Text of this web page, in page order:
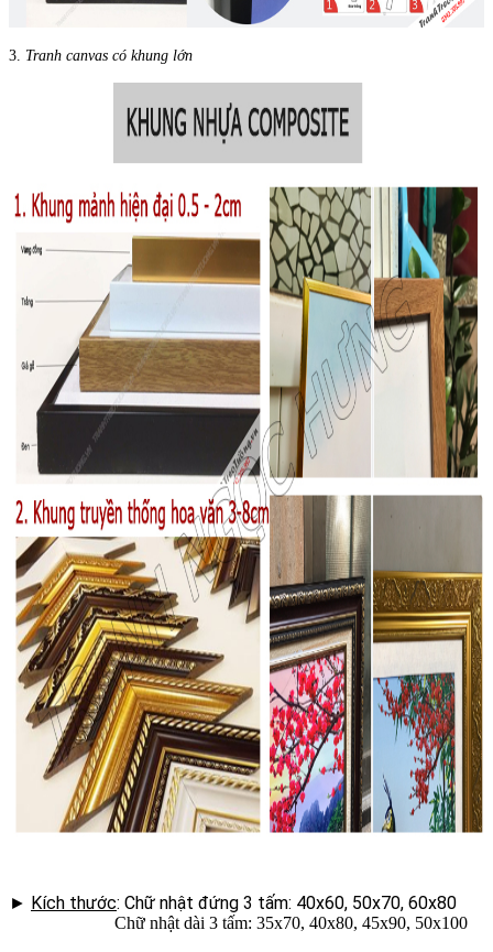
3. Tranh canvas có khung lớn
► Kích thước: Chữ nhật đứng 3 tấm: 40x60, 50x70, 60x80
Chữ nhật dài 3 tấm: 35x70, 40x80, 45x90, 50x100